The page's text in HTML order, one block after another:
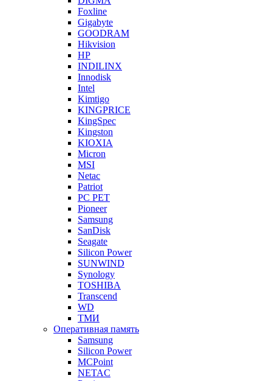
Foxline
Gigabyte
GOODRAM
Hikvision
HP
INDILINX
Innodisk
Intel
Kimtigo
KINGPRICE
KingSpec
Kingston
KIOXIA
Micron
MSI
Netac
Patriot
PC PET
Pioneer
Samsung
SanDisk
Seagate
Silicon Power
SUNWIND
Synology
TOSHIBA
Transcend
WD
ТМИ
Оперативная память
Samsung
Silicon Power
MCPoint
NETAC